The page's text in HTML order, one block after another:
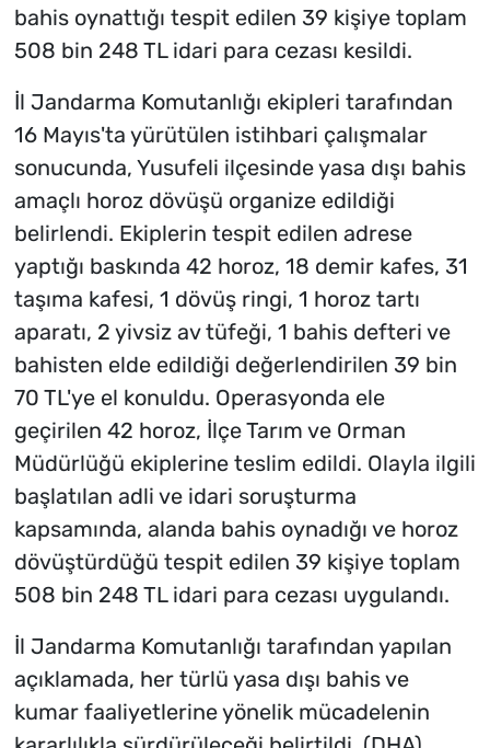
bahis oynattığı tespit edilen 39 kişiye toplam
508 bin 248 TL idari para cezası kesildi.
İl Jandarma Komutanlığı ekipleri tarafından
16 Mayıs'ta yürütülen istihbari çalışmalar
sonucunda, Yusufeli ilçesinde yasa dışı bahis
amaçlı horoz dövüşü organize edildiği
belirlendi. Ekiplerin tespit edilen adrese
yaptığı baskında 42 horoz, 18 demir kafes, 31
taşıma kafesi, 1 dövüş ringi, 1 horoz tartı
aparatı, 2 yivsiz av tüfeği, 1 bahis defteri ve
bahisten elde edildiği değerlendirilen 39 bin
70 TL'ye el konuldu. Operasyonda ele
geçirilen 42 horoz, İlçe Tarım ve Orman
Müdürlüğü ekiplerine teslim edildi. Olayla ilgili
başlatılan adli ve idari soruşturma
kapsamında, alanda bahis oynadığı ve horoz
dövüştürdüğü tespit edilen 39 kişiye toplam
508 bin 248 TL idari para cezası uygulandı.
İl Jandarma Komutanlığı tarafından yapılan
açıklamada, her türlü yasa dışı bahis ve
kumar faaliyetlerine yönelik mücadelenin